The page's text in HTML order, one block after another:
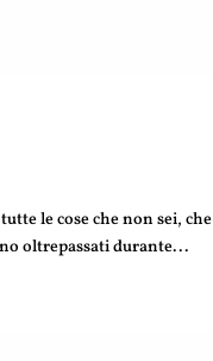
le cose che non sei,
oltrepassati durante...